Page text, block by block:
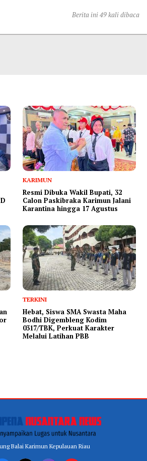
Berita ini 49 kali dibaca
KARIMUN
Resmi Dibuka Wakil Bupati, 32
Calon Paskibraka Karimun Jalani
Karantina hingga 17 Agustus
TERKINI
Hebat, Siswa SMA Swasta Maha
Bodhi Digembleng Kodim
0317/TBK, Perkuat Karakter
Melalui Latihan PBB
Balai Karimun Kepulauan Riau